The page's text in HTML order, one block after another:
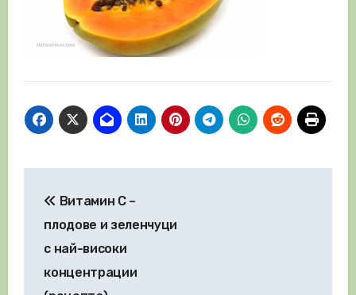
Витамин С –
плодове и зеленчуци
с най-високи
концентрации